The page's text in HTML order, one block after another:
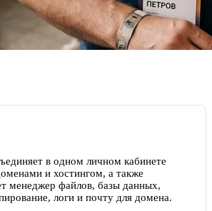
в одном личном кабинете
и хостингом, а также
менеджер файлов, базы данных,
логи и почту для домена.